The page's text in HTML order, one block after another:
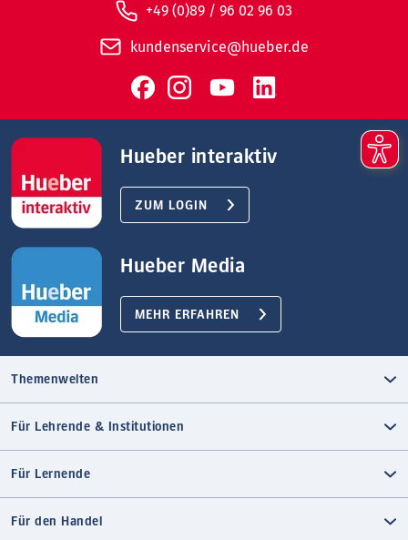
+49 (0)89 / 96 02 96 03
kundenservice@hueber.de
Hueber interaktiv
ZUM LOGIN
Hueber Media
MEHR ERFAHREN
Themenwelten
Für Lehrende & Institutionen
Für Lernende
Für den Handel